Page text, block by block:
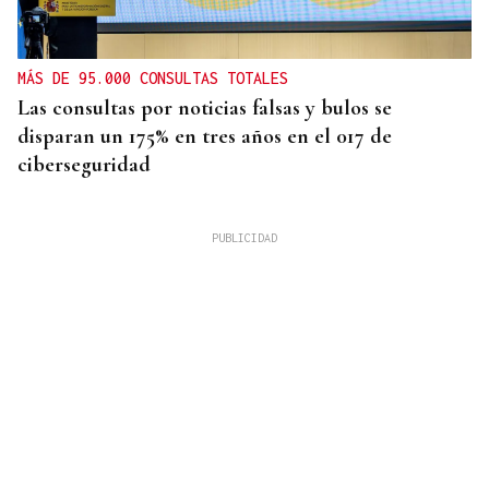
MÁS DE 95.000 CONSULTAS TOTALES
Las consultas por noticias falsas y bulos se
disparan un 175% en tres años en el 017 de
ciberseguridad